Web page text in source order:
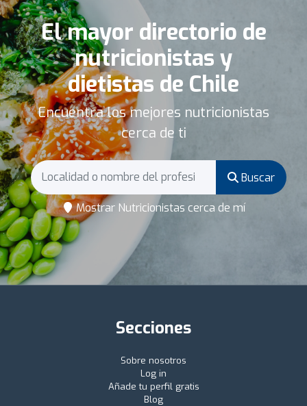
El mayor directorio de
nutricionistas y
dietistas de Chile
Encuentra los mejores nutricionistas
cerca de ti
Buscar
Mostrar Nutricionistas cerca de mí
Secciones
Sobre nosotros
Log in
Añade tu perfil gratis
Blog